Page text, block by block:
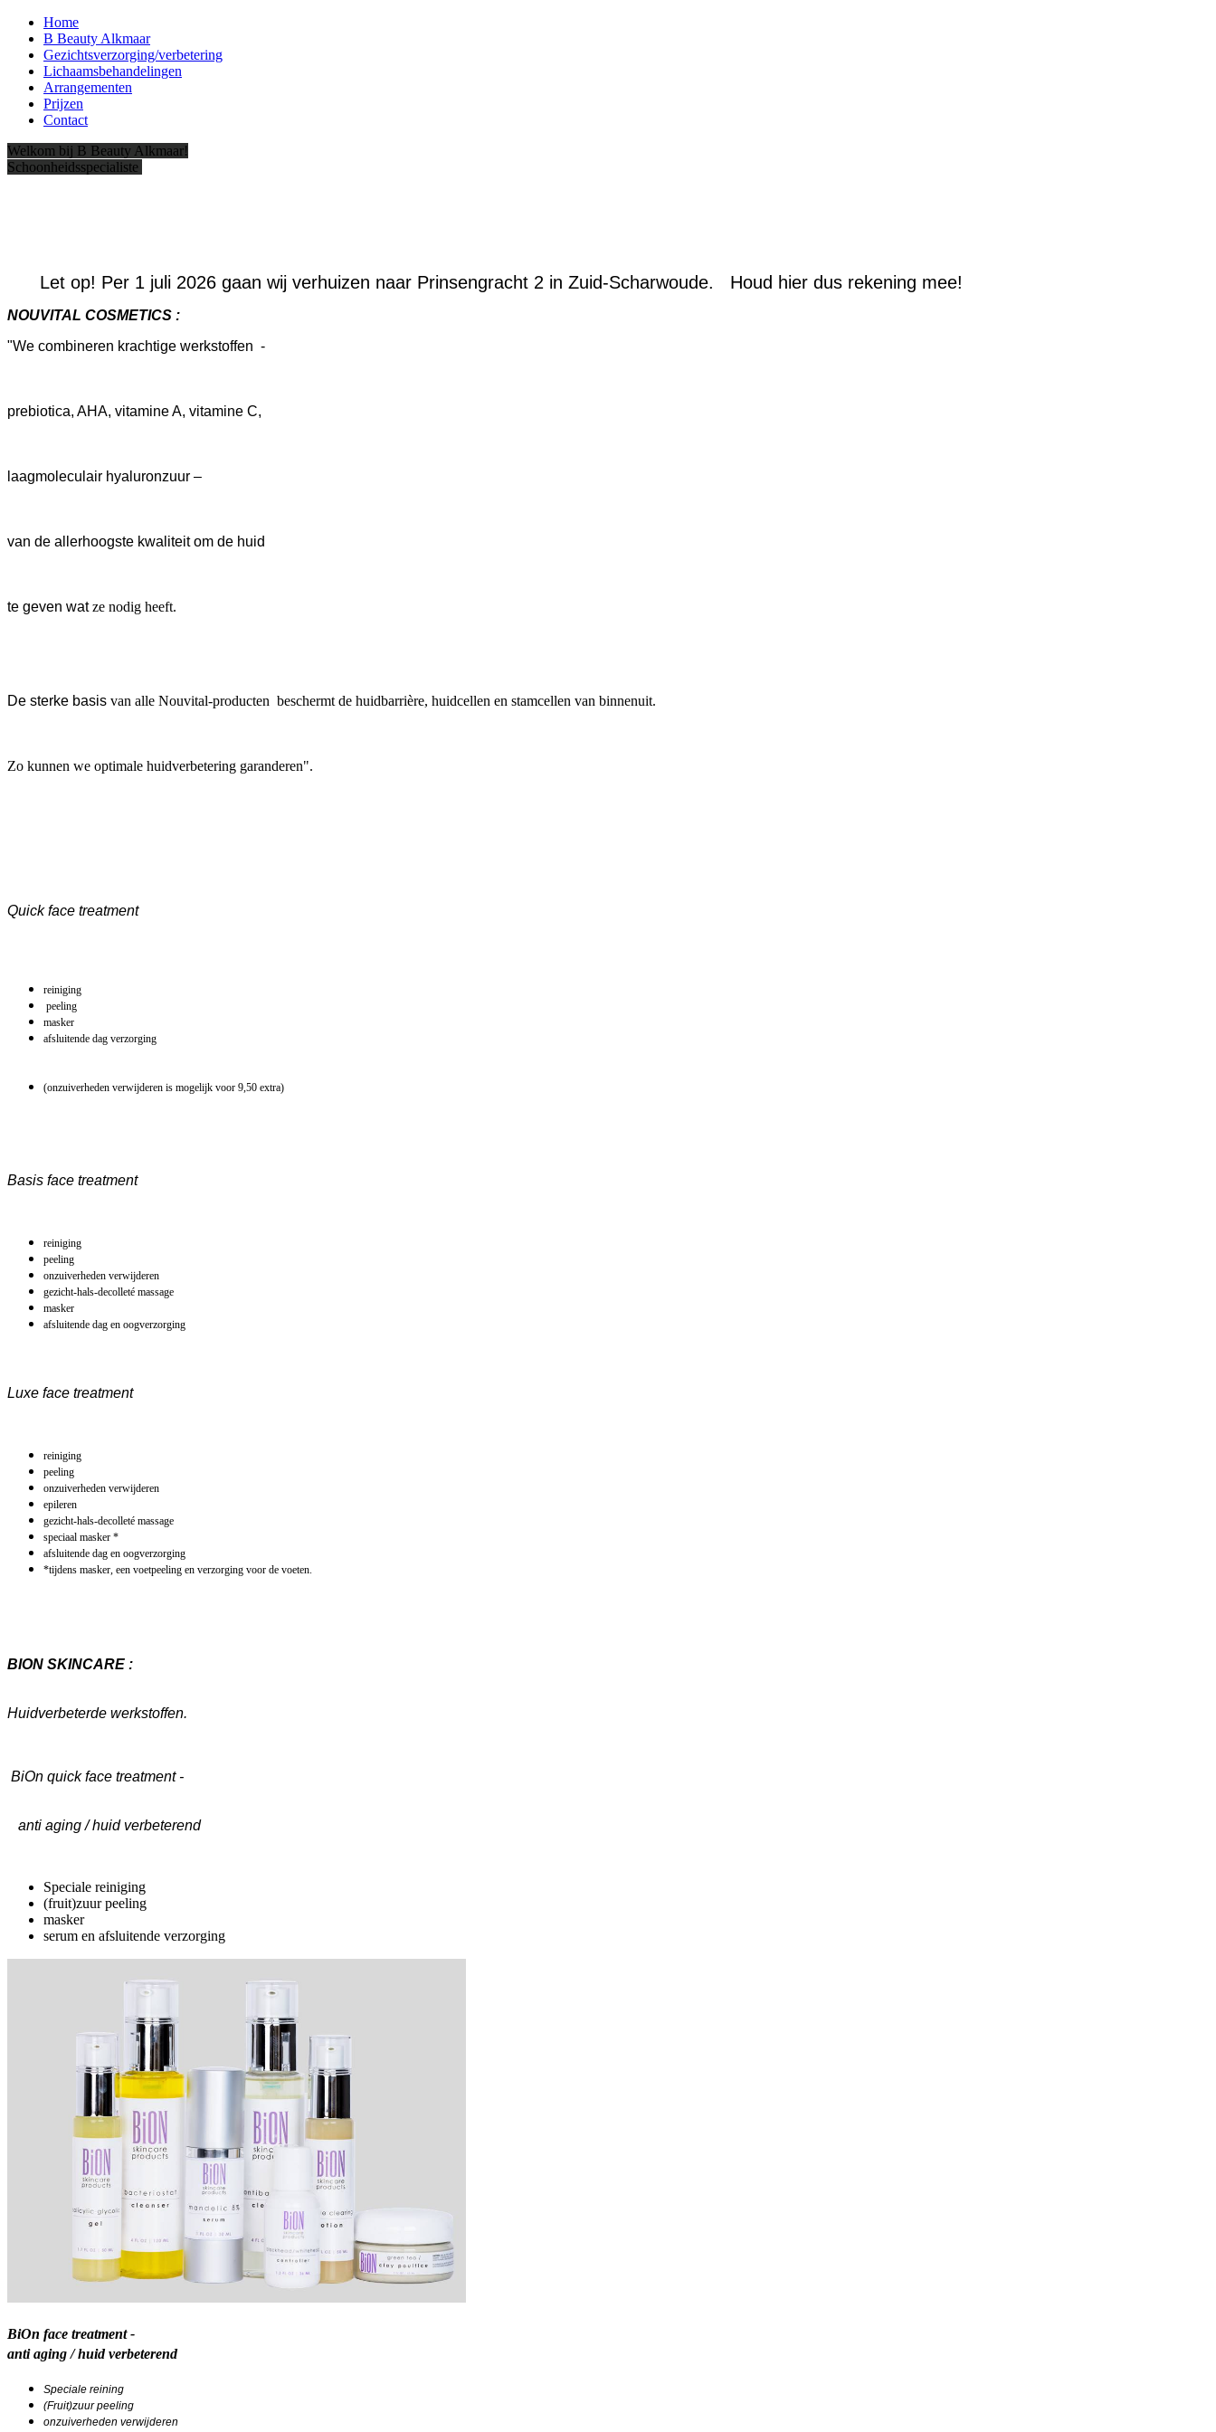
Home
B Beauty Alkmaar
Gezichtsverzorging/verbetering
Lichaamsbehandelingen
Arrangementen
Prijzen
Contact
Welkom bij B Beauty Alkmaar!
Schoonheidsspecialiste
Let op! Per 1 juli 2026 gaan wij verhuizen naar Prinsengracht 2 in Zuid-Scharwoude. Houd hier dus rekening mee!
NOUVITAL COSMETICS :
"We combineren krachtige werkstoffen -
prebiotica, AHA, vitamine A, vitamine C,
laagmoleculair hyaluronzuur –
van de allerhoogste kwaliteit om de huid
te geven watze nodig heeft.
De sterke basis van alle Nouvital-producten beschermt de huidbarrière, huidcellen en stamcellen van binnenuit.
Zo kunnen we optimale huidverbetering garanderen".
Quick face treatment
reiniging
peeling
masker
afsluitende dag verzorging
(onzuiverheden verwijderen is mogelijk voor 9,50 extra)
Basis face treatment
reiniging
peeling
onzuiverheden verwijderen
gezicht-hals-decolleté massage
masker
afsluitende dag en oogverzorging
Luxe face treatment
reiniging
peeling
onzuiverheden verwijderen
epileren
gezicht-hals-decolleté massage
speciaal masker *
afsluitende dag en oogverzorging
*tijdens masker, een voetpeeling en verzorging voor de voeten.
BION SKINCARE :
Huidverbeterde werkstoffen.
BiOn quick face treatment -
anti aging / huid verbeterend
Speciale reiniging
(fruit)zuur peeling
masker
serum en afsluitende verzorging
BiOn face treatment -
anti aging / huid verbeterend
Speciale reining
(Fruit)zuur peeling
onzuiverheden verwijderen